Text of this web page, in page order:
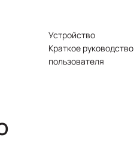
Устройство
Краткое руководство
пользователя